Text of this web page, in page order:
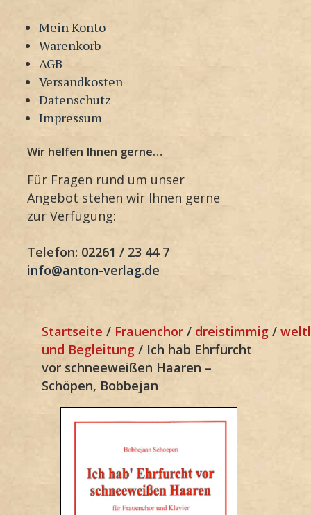
Mein Konto
Warenkorb
AGB
Versandkosten
Datenschutz
Impressum
Wir helfen Ihnen gerne…
Für Fragen rund um unser
Angebot stehen wir Ihnen gerne
zur Verfügung:
Telefon: 02261 / 23 44 7
info@anton-verlag.de
Startseite / Frauenchor / dreistimmig /
und Begleitung / Ich hab Ehrfurcht
vor schneeweißen Haaren –
Schöpen, Bobbejan